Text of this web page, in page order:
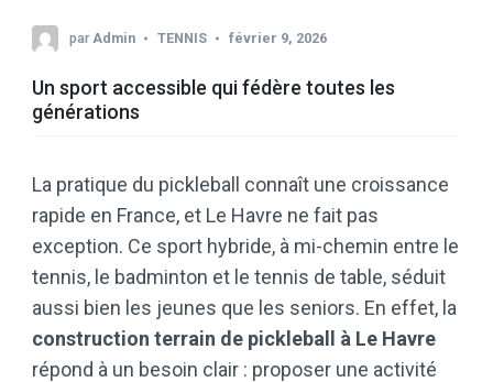
par Admin TENNIS février 9, 2026
Un sport accessible qui fédère toutes les
générations
La pratique du pickleball connaît une croissance
rapide en France, et Le Havre ne fait pas
exception. Ce sport hybride, à mi-chemin entre le
tennis, le badminton et le tennis de table, séduit
aussi bien les jeunes que les seniors. En effet, la
construction terrain de pickleball à Le Havre
répond à un besoin clair : proposer une activité